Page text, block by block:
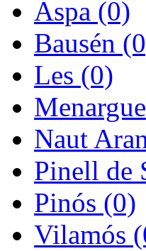
Aspa (0)
Bausén
Les (0)
Naut
Pinell de
Pinós (0)
Vilamós